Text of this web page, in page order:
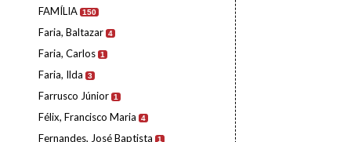
FAMÍLIA 150
Faria, Baltazar 4
Faria, Carlos 1
Faria, Ilda 3
Farrusco Júnior 1
Félix, Francisco Maria 4
Fernandes, José Baptista 1